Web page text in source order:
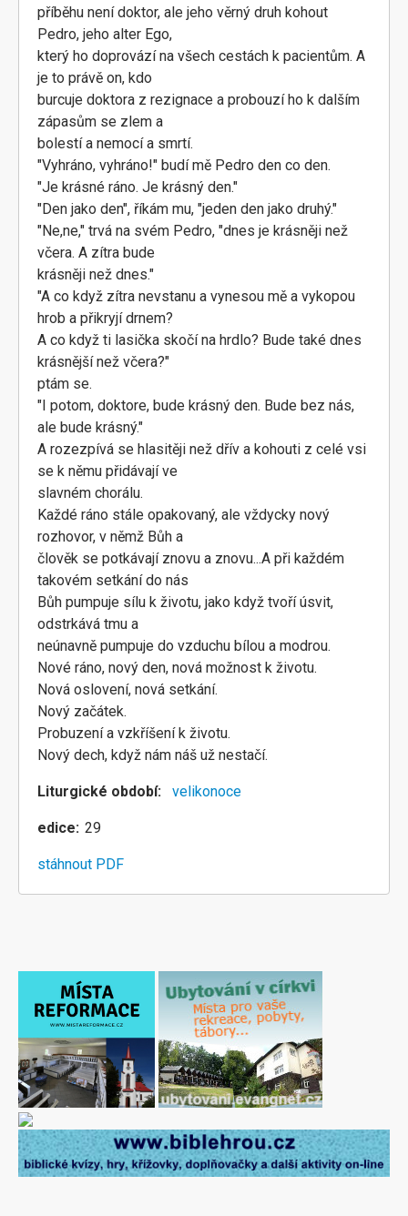
příběhu není doktor, ale jeho věrný druh kohout
Pedro, jeho alter Ego,
který ho doprovází na všech cestách k pacientům. A
je to právě on, kdo
burcuje doktora z rezignace a probouzí ho k dalším
zápasům se zlem a
bolestí a nemocí a smrtí.
"Vyhráno, vyhráno!" budí mě Pedro den co den.
"Je krásné ráno. Je krásný den."
"Den jako den", říkám mu, "jeden den jako druhý."
"Ne,ne," trvá na svém Pedro, "dnes je krásněji než
včera. A zítra bude
krásněji než dnes."
"A co když zítra nevstanu a vynesou mě a vykopou
hrob a přikryjí drnem?
A co když ti lasička skočí na hrdlo? Bude také dnes
krásnější než včera?"
ptám se.
"I potom, doktore, bude krásný den. Bude bez nás,
ale bude krásný."
A rozezpívá se hlasitěji než dřív a kohouti z celé vsi
se k němu přidávají ve
slavném chorálu.
Každé ráno stále opakovaný, ale vždycky nový
rozhovor, v němž Bůh a
člověk se potkávají znovu a znovu...A při každém
takovém setkání do nás
Bůh pumpuje sílu k životu, jako když tvoří úsvit,
odstrkává tmu a
neúnavně pumpuje do vzduchu bílou a modrou.
Nové ráno, nový den, nová možnost k životu.
Nová oslovení, nová setkání.
Nový začátek.
Probuzení a vzkříšení k životu.
Nový dech, když nám náš už nestačí.
Liturgické období velikonoce
edice 29
stáhnout PDF